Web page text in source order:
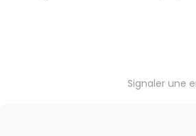
Signaler une